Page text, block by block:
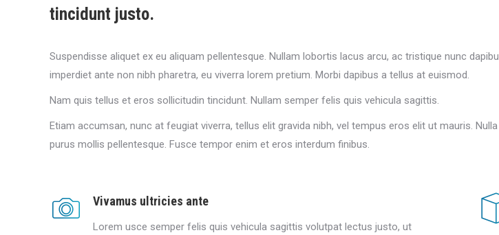
tincidunt justo.
Suspendisse aliquet ex eu aliquam pellentesque. Nullam lobortis lacus arcu, ac tristique nunc
imperdiet ante non nibh pharetra, eu viverra lorem pretium. Morbi dapibus a tellus at euismod.
Nam quis tellus et eros sollicitudin tincidunt. Nullam semper felis quis vehicula sagittis.
Etiam accumsan, nunc at feugiat viverra, tellus elit gravida nibh, vel tempus eros elit ut mauris.
purus mollis pellentesque. Fusce tempor enim et eros interdum finibus.
Vivamus ultricies ante
Lorem usce semper felis quis vehicula sagittis volutpat lectus justo, ut